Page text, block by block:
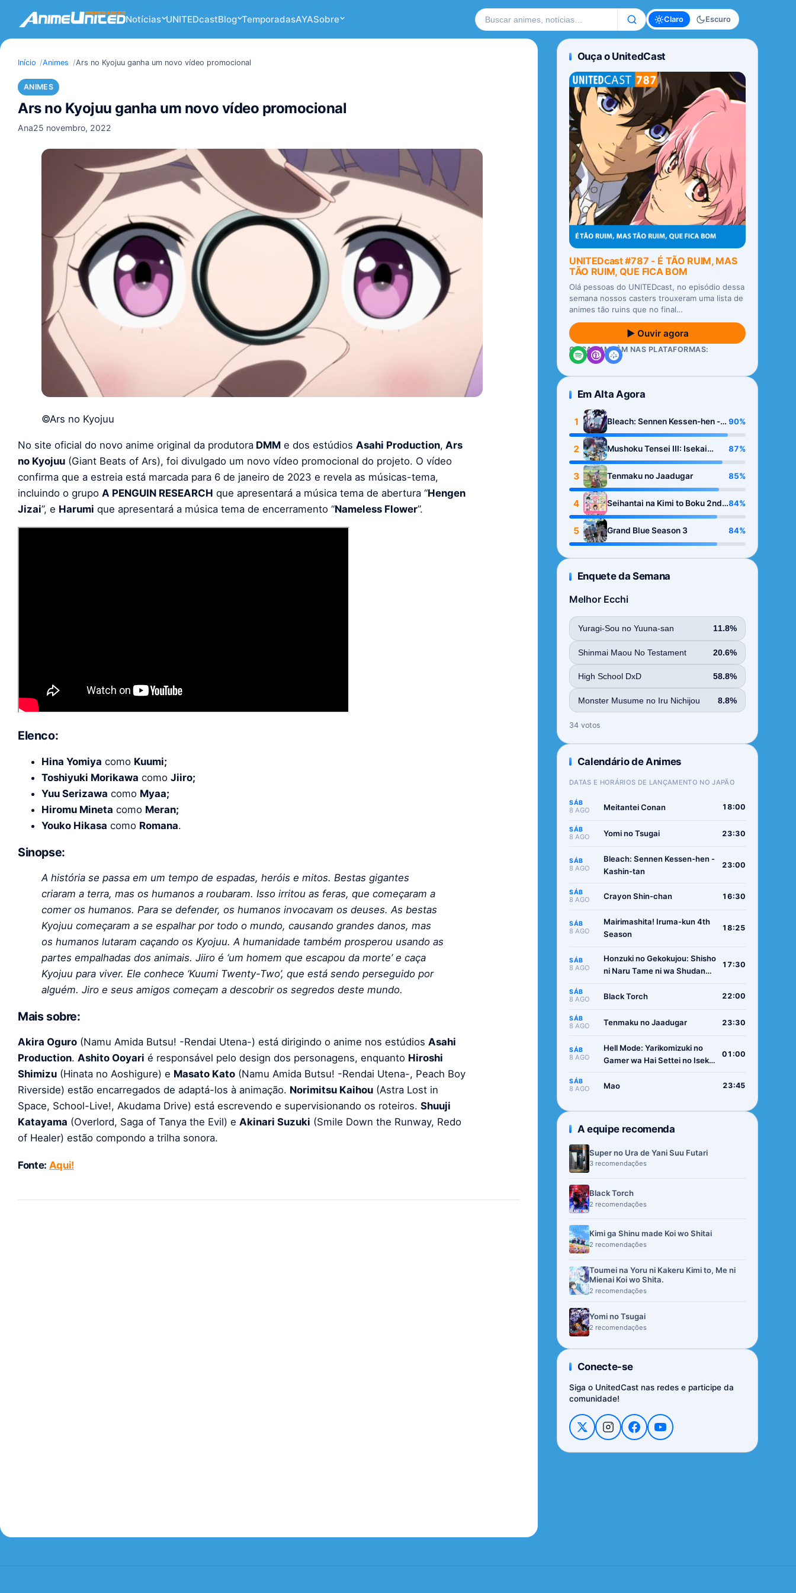
Notícias UNITEDcastBlog TemporadasAYASobre Buscar no site Claro Escuro
Início Animes Ars no Kyojuu ganha um novo vídeo promocional
ANIMES
Ars no Kyojuu ganha um novo vídeo promocional
Ana25 novembro, 2022
©Ars no Kyojuu
No site oficial do novo anime original da produtora DMM e dos estúdios Asahi Production, Ars
no Kyojuu (Giant Beats of Ars), foi divulgado um novo vídeo promocional do projeto. O vídeo
confirma que a estreia está marcada para 6 de janeiro de 2023 e revela as músicas-tema,
incluindo o grupo A PENGUIN RESEARCH que apresentará a música tema de abertura “Hengen
Jizai”, e Harumi que apresentará a música tema de encerramento “Nameless Flower”.
Elenco:
Hina Yomiya como Kuumi;
Toshiyuki Morikawa como Jiiro;
Yuu Serizawa como Myaa;
Hiromu Mineta como Meran;
Youko Hikasa como Romana.
Sinopse:
A história se passa em um tempo de espadas, heróis e mitos. Bestas gigantes
criaram a terra, mas os humanos a roubaram. Isso irritou as feras, que começaram a
comer os humanos. Para se defender, os humanos invocavam os deuses. As bestas
Kyojuu começaram a se espalhar por todo o mundo, causando grandes danos, mas
os humanos lutaram caçando os Kyojuu. A humanidade também prosperou usando as
partes empalhadas dos animais. Jiiro é ‘um homem que escapou da morte’ e caça
Kyojuu para viver. Ele conhece ‘Kuumi Twenty-Two’, que está sendo perseguido por
alguém. Jiro e seus amigos começam a descobrir os segredos deste mundo.
Mais sobre:
Akira Oguro (Namu Amida Butsu! -Rendai Utena-) está dirigindo o anime nos estúdios Asahi
Production. Ashito Ooyari é responsável pelo design dos personagens, enquanto Hiroshi
Shimizu (Hinata no Aoshigure) e Masato Kato (Namu Amida Butsu! -Rendai Utena-, Peach Boy
Riverside) estão encarregados de adaptá-los à animação. Norimitsu Kaihou (Astra Lost in
Space, School-Live!, Akudama Drive) está escrevendo e supervisionando os roteiros. Shuuji
Katayama (Overlord, Saga of Tanya the Evil) e Akinari Suzuki (Smile Down the Runway, Redo
of Healer) estão compondo a trilha sonora.
Fonte: Aqui!
Ouça o UnitedCast
UNITEDcast #787 - É TÃO RUIM, MAS
TÃO RUIM, QUE FICA BOM
Olá pessoas do UNITEDcast, no episódio dessa
semana nossos casters trouxeram uma lista de
animes tão ruins que no final…
▶ Ouvir agora
OUÇA TAMBÉM NAS PLATAFORMAS:
Em Alta Agora
1
Bleach: Sennen Kessen-hen -
Kashin-tan
90%
2
Mushoku Tensei III: Isekai
Ittara Honki Dasu
87%
3 Tenmaku no Jaadugar 85%
4
Seihantai na Kimi to Boku 2nd
Season
84%
5 Grand Blue Season 3 84%
Enquete da Semana
Melhor Ecchi
Yuragi-Sou no Yuuna-san 11.8%
Shinmai Maou No Testament 20.6%
High School DxD 58.8%
Monster Musume no Iru Nichijou 8.8%
34 votos
Calendário de Animes
DATAS E HORÁRIOS DE LANÇAMENTO NO JAPÃO
SÁB
8 AGO Meitantei Conan 18:00
SÁB
8 AGO Yomi no Tsugai 23:30
SÁB
8 AGO
Bleach: Sennen Kessen-hen -
Kashin-tan
23:00
SÁB
8 AGO Crayon Shin-chan 16:30
SÁB
8 AGO
Mairimashita! Iruma-kun 4th
Season
18:25
SÁB
8 AGO
Honzuki no Gekokujou: Shisho
ni Naru Tame ni wa Shudan
Ryoushu no Youjo
17:30
SÁB
8 AGO Black Torch 22:00
SÁB
8 AGO Tenmaku no Jaadugar 23:30
SÁB
8 AGO
Hell Mode: Yarikomizuki no
Gamer wa Hai Settei no Isekai
01:00
SÁB
8 AGO Mao 23:45
A equipe recomenda
Super no Ura de Yani Suu Futari
3 recomendações
Black Torch
2 recomendações
Kimi ga Shinu made Koi wo Shitai
2 recomendações
Toumei na Yoru ni Kakeru Kimi to, Me ni
Mienai Koi wo Shita.
2 recomendações
Yomi no Tsugai
2 recomendações
Conecte-se
Siga o UnitedCast nas redes e participe da
comunidade!